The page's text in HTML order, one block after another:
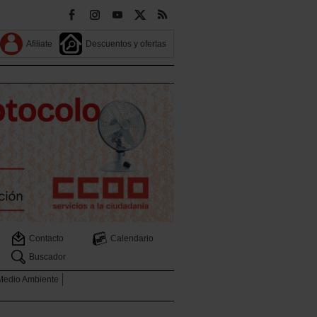
Afiliate Descuentos y ofertas
Contacto
Calendario
Buscador
Ambiente